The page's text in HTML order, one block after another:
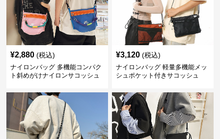
¥2,880 (税込)
ナイロンバッグ 多機能コンパク
ト斜めがけナイロンサコッシュ
¥3,120 (税込)
ナイロンバッグ 軽量多機能メッ
シュポケット付きサコッシュ